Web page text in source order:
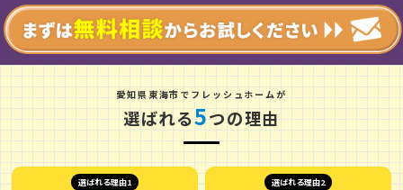
愛知県東海市 でフレッシュホームが
選ばれる5つの理由
選ばれる理由1 選ばれる理由2